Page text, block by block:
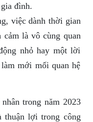
đình.
việc dành thời gian
cảm là vô cùng quan
nhỏ hay một lời
mới mối quan hệ
trong năm 2023
thuận lợi trong công